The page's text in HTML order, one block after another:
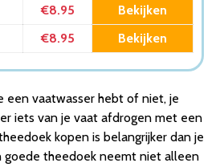
€8.95 Bekijken
€8.95 Bekijken
een vaatwasser hebt of niet, je
iets van je vaat afdrogen met een
kopen is belangrijker dan je
goede theedoek neemt niet alleen